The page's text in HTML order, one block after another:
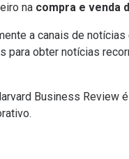
na compra e venda
a canais de
para obter notícias
Business Review